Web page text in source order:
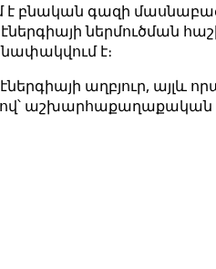
բնական գազի
ներմուծման
է։
աղբյուր,
աշխարհաքաղաքական